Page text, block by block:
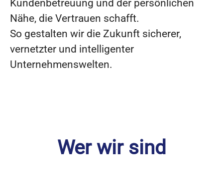
Kundenbetreuung und der persönlichen
Nähe, die Vertrauen schafft.
So gestalten wir die Zukunft sicherer,
vernetzter und intelligenter
Unternehmenswelten.
Wer wir sind